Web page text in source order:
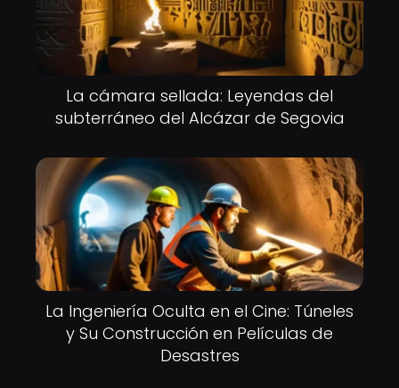
La cámara sellada: Leyendas del
subterráneo del Alcázar de Segovia
La Ingeniería Oculta en el Cine: Túneles
y Su Construcción en Películas de
Desastres